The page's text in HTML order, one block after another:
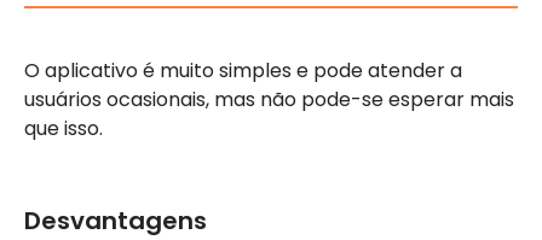
O aplicativo é muito simples e pode atender a
usuários ocasionais, mas não pode-se esperar mais
que isso.
Desvantagens